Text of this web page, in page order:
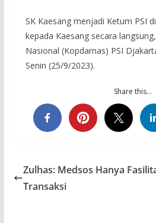
SK Kaesang menjadi Ketum PSI
kepada Kaesang secara
Nasional (Kopdarnas) PSI
Senin (25/9/2023).
Share this…
Zulhas: Medsos Hanya
Transaksi